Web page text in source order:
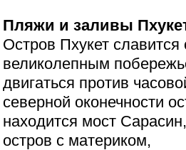
Пляжи и заливы
Остров Пхукет славится
великолепным
двигаться против
северной оконечности
находится мост
остров с материком,